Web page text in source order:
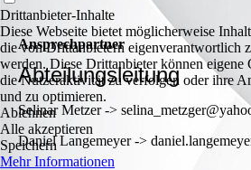
Ansprechpartner
Abteilungsleitung
Selinar Metzer ->
Daniel Langemeyer ->
Drittanbieter-Inhalte
Diese Webseite bietet möglicherweise
die von Drittanbietern eigenverantwortlich
werden. Diese Drittanbieter können eigene
die Nutzeraktivität zu verfolgen oder ihre
und zu optimieren.
Ablehnen
Alle akzeptieren
Speichern
Mehr Informationen